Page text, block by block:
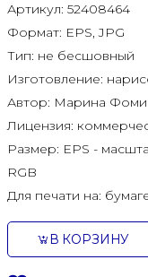
Артикул: 52408464
Формат: EPS, JPG
Тип: не бесшовный
Изготовление:
Автор: Марина
Лицензия:
Размер: EPS -
RGB
Для печати на:
В КОРЗИНУ